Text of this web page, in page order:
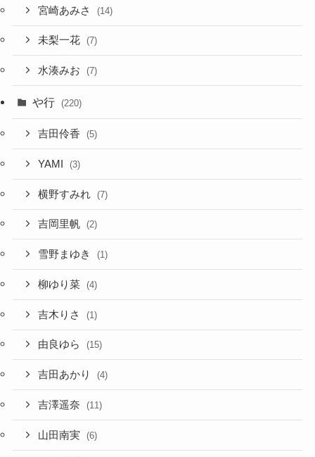
宮崎あみさ (14)
未梨一花 (7)
水湊みお (7)
や行 (220)
吉田伶香 (5)
YAMI (3)
横野すみれ (7)
吉岡里帆 (2)
雪野まゆき (1)
柳ゆり菜 (4)
吉木りさ (1)
由良ゆら (15)
吉田あかり (4)
吉澤遥奈 (11)
山田南実 (6)